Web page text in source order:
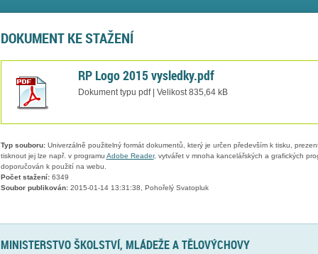
DOKUMENT KE STAŽENÍ
RP Logo 2015 vysledky.pdf
Dokument typu pdf | Velikost 835,64 kB
Typ souboru:Univerzálně použitelný formát dokumentů, který je určen především k tisku,
tisknout jej lze např. v programu Adobe Reader, vytvářet v mnoha kancelářských a grafických
doporučován k použití na webu.
Počet stažení:6349
Soubor publikován:2015-01-14 13:31:38, Pohořelý Svatopluk
MINISTERSTVO ŠKOLSTVÍ, MLÁDEŽE A TĚLOVÝCHOVY